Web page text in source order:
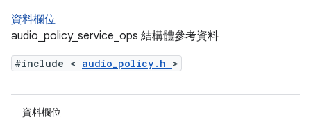
資料欄位
audio_policy_service_ops 結構體參考資料
#include < audio_policy.h >
資料欄位